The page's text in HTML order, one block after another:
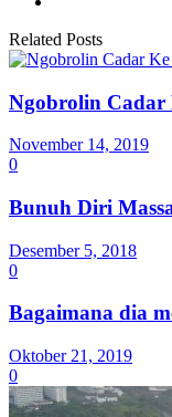
Related Posts
Ngobrolin Cadar
November 14, 2019
0
Bunuh Diri
Desember 5, 2018
0
Bagaimana dia
Oktober 21, 2019
0